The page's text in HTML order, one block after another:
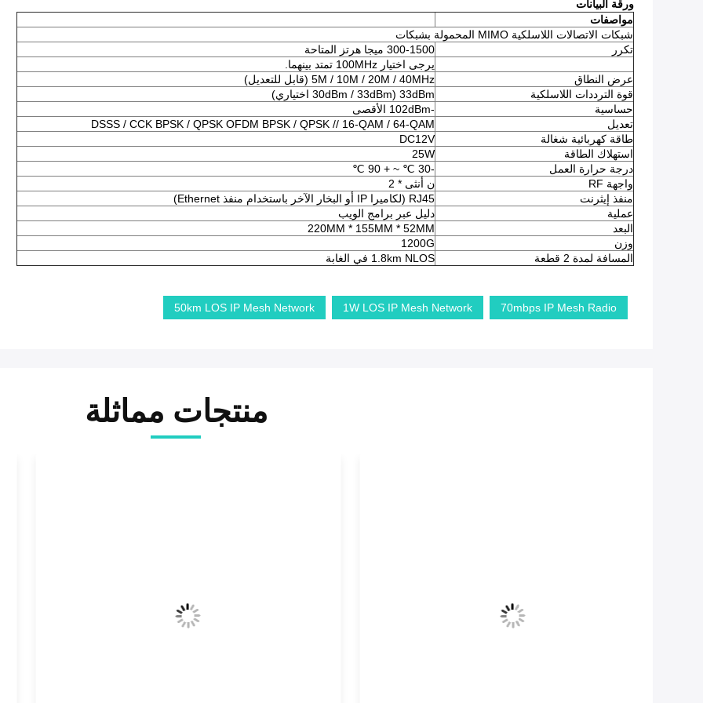
ورقة البيانات
مواصفات
شبكات الاتصالات اللاسلكية MIMO المحمولة بشبكات
تكرر
300-1500 ميجا هرتز المتاحة
يرجى اختيار 100MHz تمتد بينهما.
عرض النطاق
5M / 10M / 20M / 40MHz (قابل للتعديل)
قوة الترددات اللاسلكية
33dBm (30dBm / 33dBm اختياري)
حساسية
-102dBm الأقصى
تعديل
DSSS / CCK BPSK / QPSK OFDM BPSK / QPSK // 16-QAM / 64-QAM
طاقة كهربائية شغالة
DC12V
استهلاك الطاقة
25W
درجة حرارة العمل
-30 ℃ ~ + 90 ℃
واجهة RF
ن أنثى * 2
منفذ إيثرنت
RJ45 (لكاميرا IP أو البخار الآخر باستخدام منفذ Ethernet)
عملية
دليل عبر برامج الويب
البعد
220MM * 155MM * 52MM
وزن
1200G
المسافة لمدة 2 قطعة
1.8km NLOS في الغابة
70mbps IP Mesh Radio
1W LOS IP Mesh Network
50km LOS IP Mesh Network
منتجات مماثلة